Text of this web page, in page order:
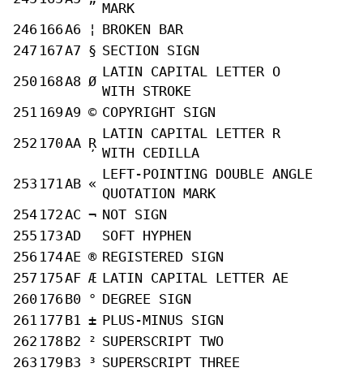
MARK
246 166A6 ¦
BROKEN BAR
247 167A7 § SECTION SIGN
250 168A8 Ø
LATIN CAPITAL LETTER O
WITH STROKE
251 169A9 © COPYRIGHT SIGN
252 170AA Ŗ
LATIN CAPITAL LETTER R
WITH CEDILLA
253 171AB «
LEFT-POINTING DOUBLE ANGLE
QUOTATION MARK
254 172AC ¬ NOT SIGN
255 173AD
SOFT HYPHEN
256 174AE ® REGISTERED SIGN
257 175AF Æ LATIN CAPITAL LETTER AE
260 176 B0 ° DEGREE SIGN
261 177 B1 ± PLUS-MINUS SIGN
262 178B2 ² SUPERSCRIPT TWO
263 179 B3 ³ SUPERSCRIPT THREE